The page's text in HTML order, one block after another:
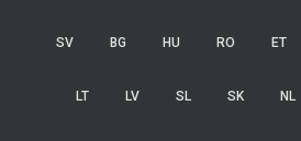
SV BG HU RO ET
LT LV SL SK NL